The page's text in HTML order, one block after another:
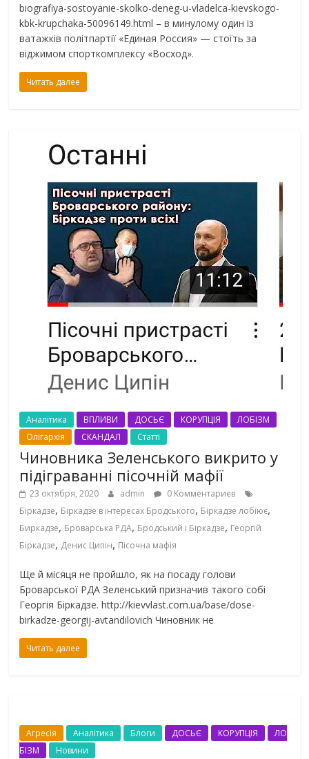
biografiya-sostoyanie-skolko-deneg-u-vladelca-kievskogo-
kbk-krupchaka-50096149.html – в минулому один із
ватажків політпартії «Единая Россия» — стоїть за
віджимом спорткомплексу «Восход».
Читать далее
Аналітика ВПЛИВИ ДОСЬЄ КОРУПЦІЯ
ЛОБІЗМ
Олігархія
СКАНДАЛ Статті
Чиновника Зеленського викрито у
підіграванні пісочній мафії
23 октября, 2020 admin
0 Комментариев
Біркадзе, Біркадзе в інтересах Бродського, Біркадзе лобіює,
Биркадзе, Броварська РДА, Бродський і Біркадзе, Георгій
Біркадзе, Денис Ципін, Пісочна мафія
Ще й місяця не пройшло, як на посаду голови
Броварської РДА Зеленський призначив такого собі
Георгія Біркадзе. http://kievvlast.com.ua/base/dose-
birkadze-georgij-avtandilovich Чиновник не
Читать далее
Агресія Аналітика Блоги ДОСЬЄ КОРУПЦІЯ
ЛО
БІЗМ
Новини